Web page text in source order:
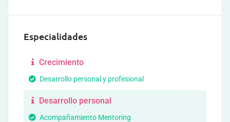
Especialidades
Crecimiento
Desarrollo personal y profesional
Desarrollo personal
Acompañamiento Mentoring